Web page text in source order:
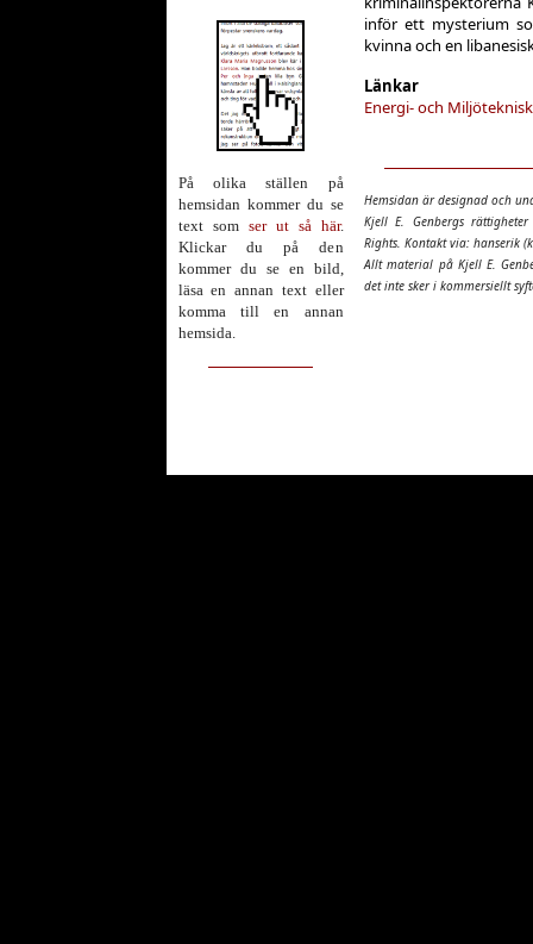
På olika ställen på
hemsidan kommer du se
text som ser ut så här.
Klickar du på den
kommer du se en bild,
läsa en annan text eller
komma till en annan
hemsida.
inför ett mysterium
kvinna och en
Länkar
Energi- och
Hemsidan är designad och
Kjell E. Genbergs
Rights. Kontakt via: hanserik
Allt material på Kjell E.
det inte sker i kommersiellt